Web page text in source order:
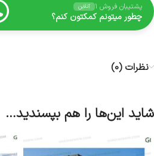
پشتیبان فروش ۱ آنلاین
چطور میتونم کمکتون کنم؟
نظرات (0)
شاید این‌ها را هم بپسندید…